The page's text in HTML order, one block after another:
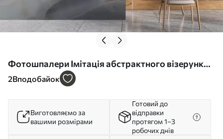
Фотошпалери Імітація абстрактного візерунка
під мармур w05590
2Вподобайок
Виготовляємо за
вашими розмірами
Готовий до
відправки
протягом 1–3
робочих днів